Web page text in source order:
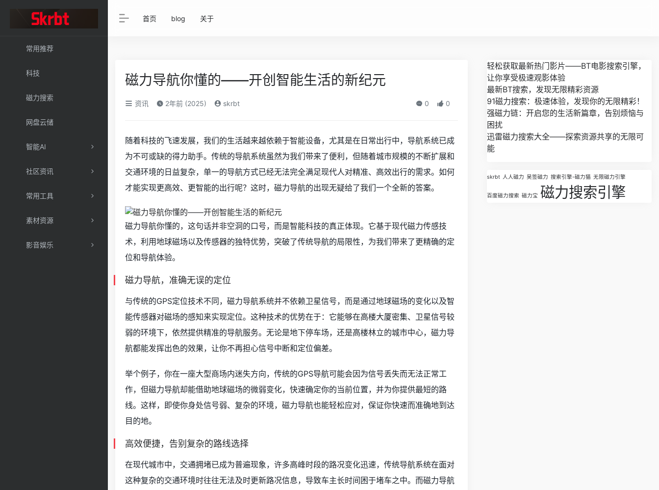
常用推荐
科技
磁力搜索
网盘云储
智能AI
社区资讯
常用工具
素材资源
影音娱乐
首页 blog 关于
磁力导航你懂的——开创智能生活的新纪元
资讯 2年前 (2025) skrbt 0 0
随着科技的飞速发展，我们的生活越来越依赖于智能设备，尤其是在日常出行中，导航系统已成
为不可或缺的得力助手。传统的导航系统虽然为我们带来了便利，但随着城市规模的不断扩展和
交通环境的日益复杂，单一的导航方式已经无法完全满足现代人对精准、高效出行的需求。如何
才能实现更高效、更智能的出行呢？这时，磁力导航的出现无疑给了我们一个全新的答案。
磁力导航你懂的，这句话并非空洞的口号，而是智能科技的真正体现。它基于现代磁力传感技
术，利用地球磁场以及传感器的独特优势，突破了传统导航的局限性，为我们带来了更精确的定
位和导航体验。
磁力导航，准确无误的定位
与传统的GPS定位技术不同，磁力导航系统并不依赖卫星信号，而是通过地球磁场的变化以及智
能传感器对磁场的感知来实现定位。这种技术的优势在于：它能够在高楼大厦密集、卫星信号较
弱的环境下，依然提供精准的导航服务。无论是地下停车场，还是高楼林立的城市中心，磁力导
航都能发挥出色的效果，让你不再担心信号中断和定位偏差。
举个例子，你在一座大型商场内迷失方向，传统的GPS导航可能会因为信号丢失而无法正常工
作，但磁力导航却能借助地球磁场的微弱变化，快速确定你的当前位置，并为你提供最短的路
线。这样，即使你身处信号弱、复杂的环境，磁力导航也能轻松应对，保证你快速而准确地到达
目的地。
高效便捷，告别复杂的路线选择
在现代城市中，交通拥堵已成为普遍现象，许多高峰时段的路况变化迅速，传统导航系统在面对
这种复杂的交通环境时往往无法及时更新路况信息，导致车主长时间困于堵车之中。而磁力导航
轻松获取最新热门影片——BT电影搜索引擎，
让你享受极速观影体验
最新BT搜索，发现无限精彩资源
91磁力搜索：极速体验，发现你的无限精彩！
强磁力链：开启您的生活新篇章，告别烦恼与
困扰
迅雷磁力搜索大全——探索资源共享的无限可
能
skrbt 人人磁力 吴签磁力 搜索引擎-磁力猫 无限磁力引擎
百度磁力搜索 磁力宝 磁力搜索引擎